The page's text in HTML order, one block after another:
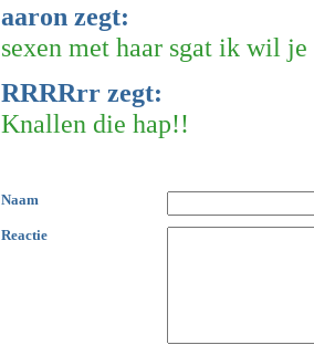
aaron zegt:
sexen met haar sgat ik wil je
RRRRrr zegt:
Knallen die hap!!
Naam
Reactie